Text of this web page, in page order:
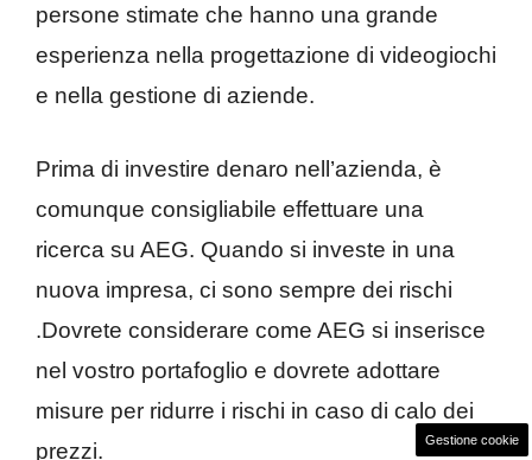
persone stimate che hanno una grande
esperienza nella progettazione di videogiochi
e nella gestione di aziende.
Prima di investire denaro nell’azienda, è
comunque consigliabile effettuare una
ricerca su AEG. Quando si investe in una
nuova impresa, ci sono sempre dei rischi
.Dovrete considerare come AEG si inserisce
nel vostro portafoglio e dovrete adottare
misure per ridurre i rischi in caso di calo dei
prezzi.
Gestione cookie